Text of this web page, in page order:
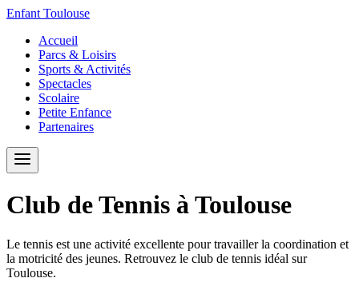
Enfant Toulouse
Accueil
Parcs & Loisirs
Sports & Activités
Spectacles
Scolaire
Petite Enfance
Partenaires
Club de Tennis à Toulouse
Le tennis est une activité excellente pour travailler la coordination et
la motricité des jeunes. Retrouvez le club de tennis idéal sur
Toulouse.